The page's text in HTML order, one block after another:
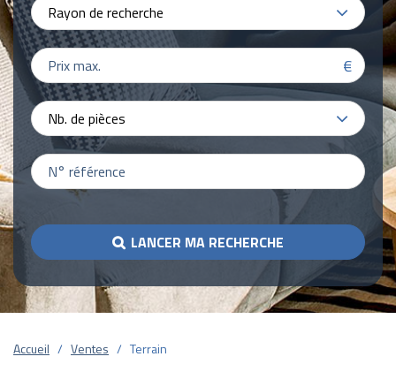
Rayon de recherche
€
Nb. de pièces
LANCER MA RECHERCHE
Accueil Ventes Terrain